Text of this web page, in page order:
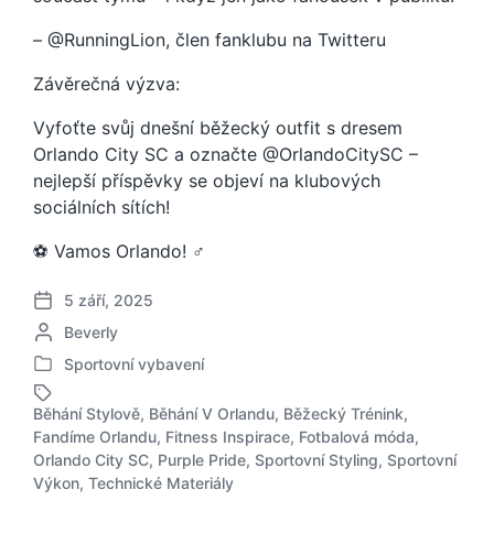
– @RunningLion, člen fanklubu na Twitteru
Závěrečná výzva:
Vyfoťte svůj dnešní běžecký outfit s dresem
Orlando City SC a označte @OrlandoCitySC –
nejlepší příspěvky se objeví na klubových
sociálních sítích!
⚽ Vamos Orlando! ‍♂️
D
a
t
u
m
p
í
5 září, 2025
A
u
o
r
:
Beverly
P
u
b
l
i
k
Sportovní vybavení
O
z
Běhání Stylově, Běhání V Orlandu, Běžecký Trénink,
Fandíme Orlandu, Fitness Inspirace, Fotbalová móda,
Orlando City SC, Purple Pride, Sportovní Styling, Sportovní
Výkon, Technické Materiály